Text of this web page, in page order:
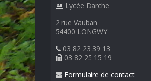
Lycée Darche
2 rue Vauban
54400 LONGWY
03 82 23 39 13
03 82 25 15 19
Formulaire de contact